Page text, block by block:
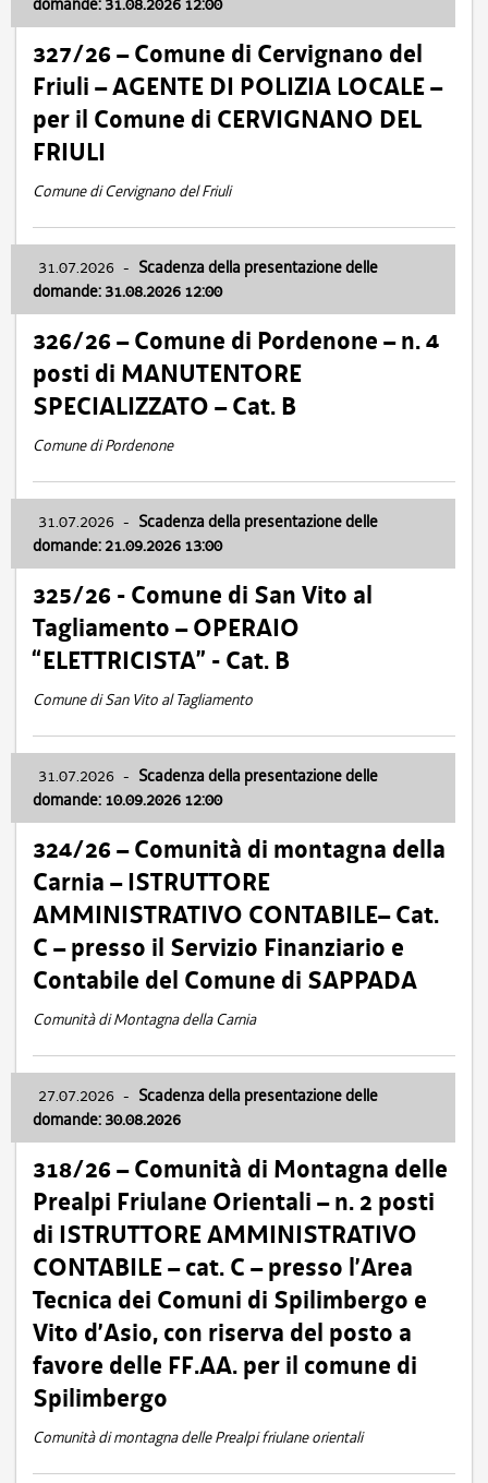
domande: 31.08.2026 12:00
327/26 – Comune di Cervignano del
Friuli – AGENTE DI POLIZIA LOCALE –
per il Comune di CERVIGNANO DEL
FRIULI
Comune di Cervignano del Friuli
31.07.2026 - Scadenza della presentazione delle
domande: 31.08.2026 12:00
326/26 – Comune di Pordenone – n. 4
posti di MANUTENTORE
SPECIALIZZATO – Cat. B
Comune di Pordenone
31.07.2026 - Scadenza della presentazione delle
domande: 21.09.2026 13:00
325/26 - Comune di San Vito al
Tagliamento – OPERAIO
“ELETTRICISTA” - Cat. B
Comune di San Vito al Tagliamento
31.07.2026 - Scadenza della presentazione delle
domande: 10.09.2026 12:00
324/26 – Comunità di montagna della
Carnia – ISTRUTTORE
AMMINISTRATIVO CONTABILE– Cat.
C – presso il Servizio Finanziario e
Contabile del Comune di SAPPADA
Comunità di Montagna della Carnia
27.07.2026 - Scadenza della presentazione delle
domande: 30.08.2026
318/26 – Comunità di Montagna delle
Prealpi Friulane Orientali – n. 2 posti
di ISTRUTTORE AMMINISTRATIVO
CONTABILE – cat. C – presso l’Area
Tecnica dei Comuni di Spilimbergo e
Vito d’Asio, con riserva del posto a
favore delle FF.AA. per il comune di
Spilimbergo
Comunità di montagna delle Prealpi friulane orientali